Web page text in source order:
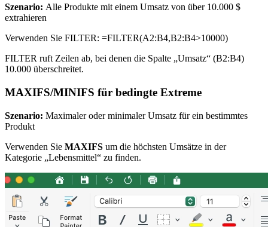
Szenario: Alle Produkte mit einem Umsatz von über 10.000 $
extrahieren
Verwenden Sie FILTER: =FILTER(A2:B4,B2:B4>10000)
FILTER ruft Zeilen ab, bei denen die Spalte „Umsatz“ (B2:B4)
10.000 überschreitet.
MAXIFS/MINIFS für bedingte Extreme
Szenario: Maximaler oder minimaler Umsatz für ein bestimmtes
Produkt
Verwenden Sie MAXIFS um die höchsten Umsätze in der
Kategorie „Lebensmittel“ zu finden.